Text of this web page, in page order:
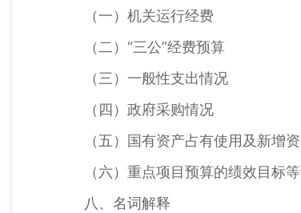
（一）机关运行经费
（二）“三公”经费预算
（三）一般性支出情况
（四）政府采购情况
（五）国有资产占有使用及新增资
（六）重点项目预算的绩效目标等
八、名词解释